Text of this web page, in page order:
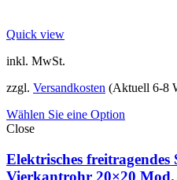
Quick view
inkl. MwSt.
zzgl. Versandkosten (Aktuell 6-8
Wählen Sie eine Option
Close
Elektrisches freitragendes
Vierkantrohr 20×20 Mod.